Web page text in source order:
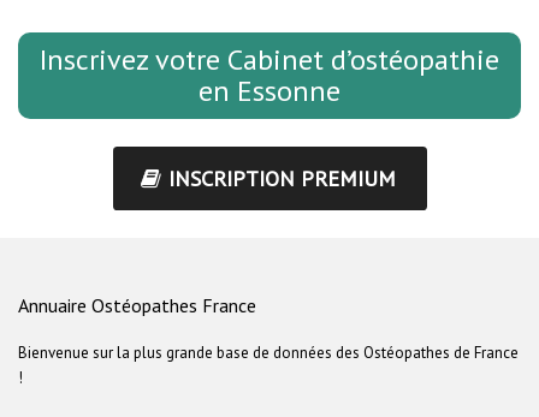
Inscrivez votre Cabinet d’ostéopathie
en Essonne
INSCRIPTION PREMIUM
Annuaire Ostéopathes France
Bienvenue sur la plus grande base de données des Ostéopathes de France
!